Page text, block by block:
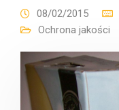
08/02/2015
Ochrona jakości